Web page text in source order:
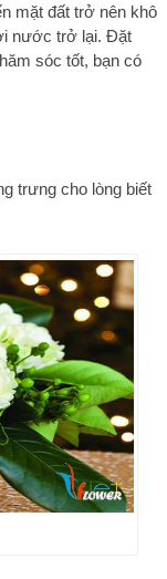
mặt đất trở nên khô
nước trở lại. Đặt
sóc tốt, bạn có
trưng cho lòng biết